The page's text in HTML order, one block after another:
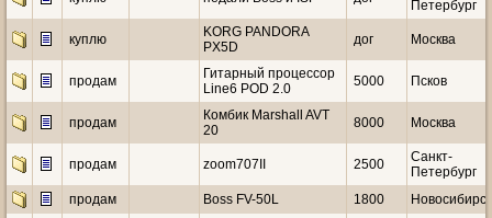
Петербург
куплю
KORG PANDORA
PX5D
дог Москва
продам
Гитарный процессор
Line6 POD 2.0
5000 Псков
продам
Комбик Marshall AVT
20
8000 Москва
продам zoom707II 2500
Санкт-
Петербург
продам
Boss FV-50L 1800 Новосибирск